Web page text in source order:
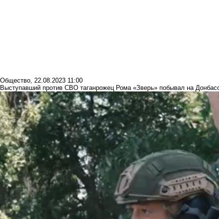
Общество, 22.08.2023 11:00
Выступавший против СВО таганрожец Рома «Зверь» побывал на